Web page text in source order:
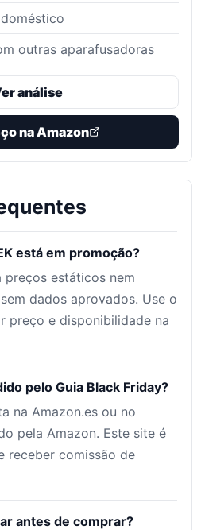
outras aparafusadoras
análise
na Amazon
está em promoção?
preços estáticos nem
dados aprovados. Use o
preço e disponibilidade na
pelo Guia Black Friday?
na Amazon.es ou no
pela Amazon. Este site é
receber comissão de
antes de comprar?